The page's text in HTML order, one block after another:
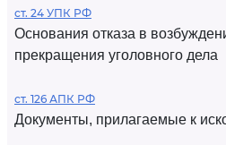
ст. 24 УПК РФ
Основания отказа в
прекращения уголовного дела
ст. 126 АПК РФ
Документы, прилагаемые к